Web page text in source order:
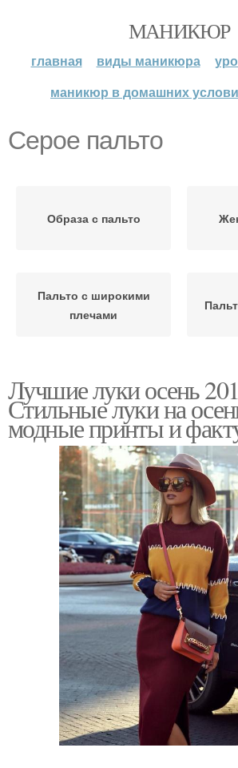
МАНИКЮР
главная виды маникюра
маникюр в домашних
Серое пальто
Образа с пальто
Пальто с широкими
плечами
Пальто с мехом
Лучшие луки осень
Стильные луки на
модные принты и